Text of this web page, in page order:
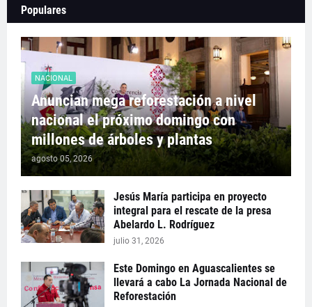
Populares
NACIONAL
Anuncian mega reforestación a nivel
nacional el próximo domingo con
millones de árboles y plantas
agosto 05, 2026
Jesús María participa en proyecto
integral para el rescate de la presa
Abelardo L. Rodríguez
julio 31, 2026
Este Domingo en Aguascalientes se
llevará a cabo La Jornada Nacional de
Reforestación